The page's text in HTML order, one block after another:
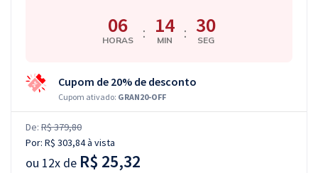
06
HORAS : 14
MIN : 29
SEG
Cupom de 20% de desconto
Cupom ativado: GRAN20-OFF
De: R$ 379,80
Por: R$ 303,84à vista
ou 12x de R$ 25,32